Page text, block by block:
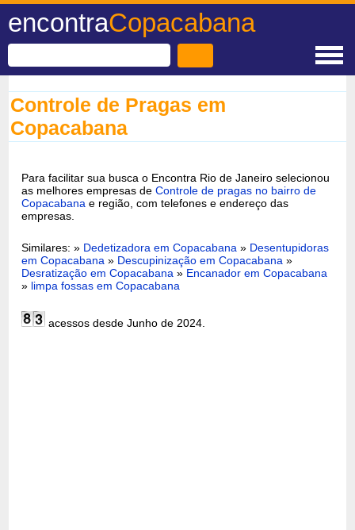
encontraCopacabana
Controle de Pragas em
Copacabana
Para facilitar sua busca o Encontra Rio de Janeiro selecionou
as melhores empresas deControle de pragas no bairro de
Copacabana e região, com telefones e endereço das
empresas.
Similares: » Dedetizadora em Copacabana » Desentupidoras
em Copacabana » Descupinização em Copacabana »
Desratização em Copacabana » Encanador em Copacabana
» limpa fossas em Copacabana
acessos desde Junho de 2024.